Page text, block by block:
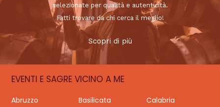
selezionate per qualità e autenticità.
Fatti trovare da chi cerca il meglio!
Scopri di più
EVENTI E SAGRE VICINO A ME
Abruzzo Basilicata
Calabria